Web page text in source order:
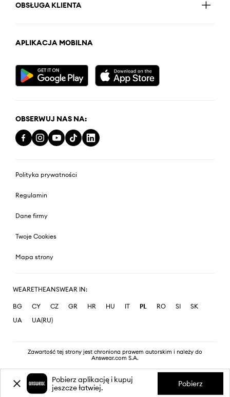
OBSŁUGA KLIENTA
APLIKACJA MOBILNA
OBSERWUJ NAS NA:
Polityka prywatności
Regulamin
Dane firmy
Twoje Cookies
Mapa strony
WEARETHEANSWEAR IN:
BG CY CZ GR HR HU IT PL RO SI
SK
UA
UA(RU)
Zawartość tej strony jest chroniona prawem autorskim i należy do
Answear.com S.A.
Pobierz aplikację i kupuj
jeszcze łatwiej.
Pobierz